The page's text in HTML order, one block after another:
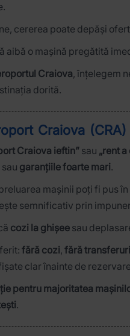
cererea poate depăși
aibă o mașină pregătită
Craiova, înțelegem
dorită.
Craiova
Craiova ieftin” sau „rent
sau garanțiile foarte mari.
mașinii poți fi pus
semnificativ prin
cozi la ghișee sau
fără cozi, fără transferuri
clar înainte de
pentru majoritatea
.